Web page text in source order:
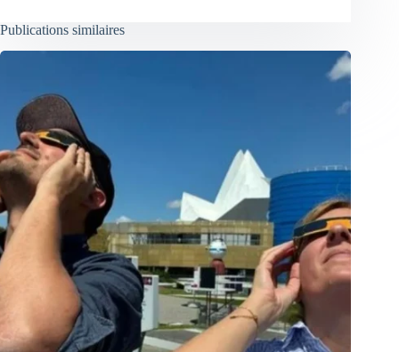
Publications similaires